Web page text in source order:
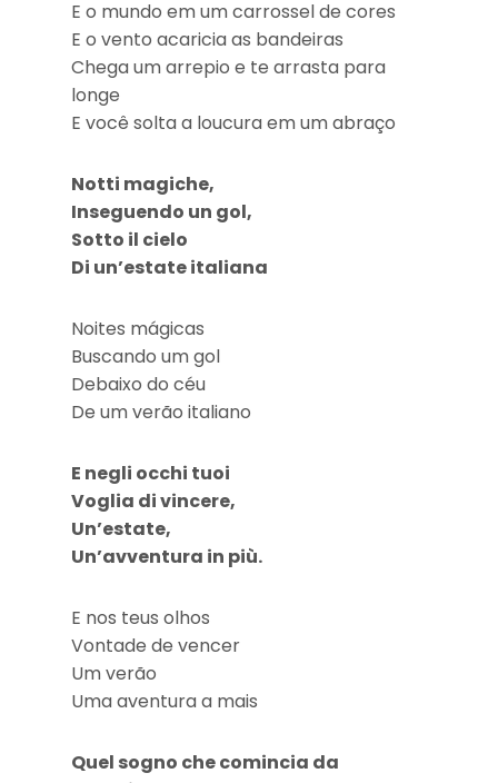
E o mundo em um carrossel de cores
E o vento acaricia as bandeiras
Chega um arrepio e te arrasta para
longe
E você solta a loucura em um abraço
Notti magiche,
Inseguendo un gol,
Sotto il cielo
Di un’estate italiana
Noites mágicas
Buscando um gol
Debaixo do céu
De um verão italiano
E negli occhi tuoi
Voglia di vincere,
Un’estate,
Un’avventura in più.
E nos teus olhos
Vontade de vencer
Um verão
Uma aventura a mais
Quel sogno che comincia da